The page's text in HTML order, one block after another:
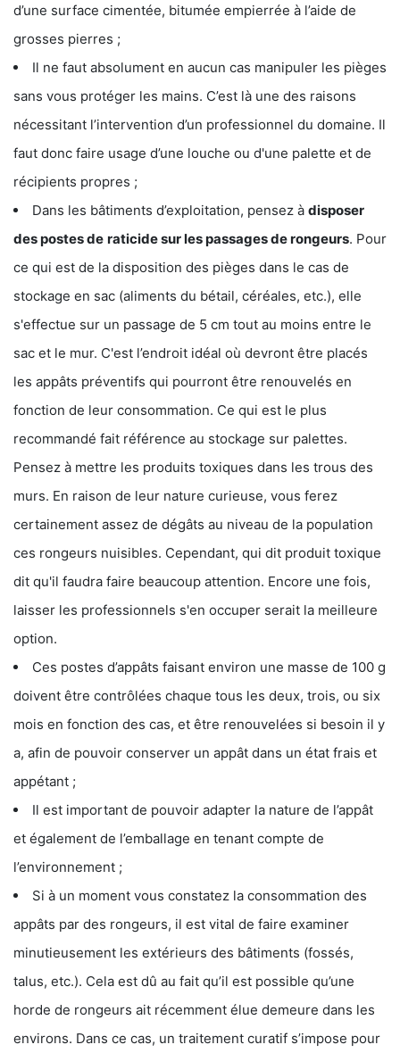
d’une surface cimentée, bitumée empierrée à l’aide de
grosses pierres ;
Il ne faut absolument en aucun cas manipuler les pièges
sans vous protéger les mains. C’est là une des raisons
nécessitant l’intervention d’un professionnel du domaine. Il
faut donc faire usage d’une louche ou d'une palette et de
récipients propres ;
Dans les bâtiments d’exploitation, pensez à disposer
des postes de raticide sur les passages de rongeurs. Pour
ce qui est de la disposition des pièges dans le cas de
stockage en sac (aliments du bétail, céréales, etc.), elle
s'effectue sur un passage de 5 cm tout au moins entre le
sac et le mur. C'est l’endroit idéal où devront être placés
les appâts préventifs qui pourront être renouvelés en
fonction de leur consommation. Ce qui est le plus
recommandé fait référence au stockage sur palettes.
Pensez à mettre les produits toxiques dans les trous des
murs. En raison de leur nature curieuse, vous ferez
certainement assez de dégâts au niveau de la population
ces rongeurs nuisibles. Cependant, qui dit produit toxique
dit qu'il faudra faire beaucoup attention. Encore une fois,
laisser les professionnels s'en occuper serait la meilleure
option.
Ces postes d’appâts faisant environ une masse de 100 g
doivent être contrôlées chaque tous les deux, trois, ou six
mois en fonction des cas, et être renouvelées si besoin il y
a, afin de pouvoir conserver un appât dans un état frais et
appétant ;
Il est important de pouvoir adapter la nature de l’appât
et également de l’emballage en tenant compte de
l’environnement ;
Si à un moment vous constatez la consommation des
appâts par des rongeurs, il est vital de faire examiner
minutieusement les extérieurs des bâtiments (fossés,
talus, etc.). Cela est dû au fait qu’il est possible qu’une
horde de rongeurs ait récemment élue demeure dans les
environs. Dans ce cas, un traitement curatif s’impose pour